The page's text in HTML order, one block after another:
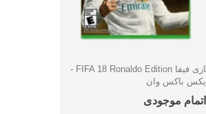
دوست داشتن
بازی فیفا FIFA 18 Ronaldo Edition -
ایکس باکس وان
اتمام موجودی